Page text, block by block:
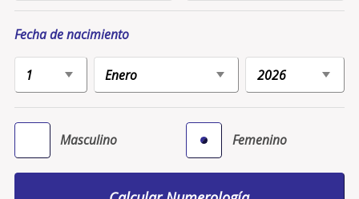
Fecha de nacimiento
Masculino Femenino